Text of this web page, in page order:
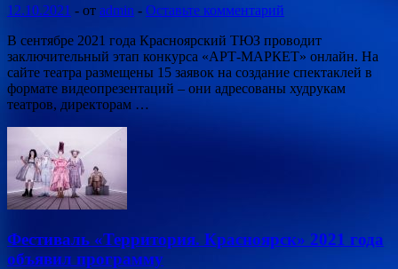
12.10.2021 - от admin - Оставьте комментарий
В сентябре 2021 года Красноярский ТЮЗ проводит
заключительный этап конкурса «АРТ-МАРКЕТ» онлайн. На
сайте театра размещены 15 заявок на создание спектаклей в
формате видеопрезентаций – они адресованы худрукам
театров, директорам …
Фестиваль «Территория. Красноярск» 2021 года
объявил программу